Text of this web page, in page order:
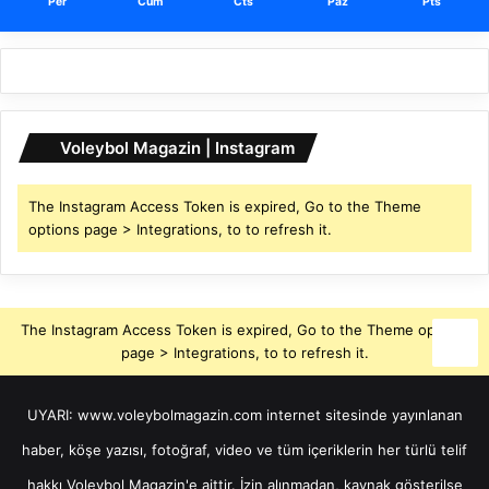
Voleybol Magazin | Instagram
The Instagram Access Token is expired, Go to the Theme
options page > Integrations, to to refresh it.
The Instagram Access Token is expired, Go to the Theme options
page > Integrations, to to refresh it.
UYARI: www.voleybolmagazin.com internet sitesinde yayınlanan
haber, köşe yazısı, fotoğraf, video ve tüm içeriklerin her türlü telif
hakkı Voleybol Magazin'e aittir. İzin alınmadan, kaynak gösterilse